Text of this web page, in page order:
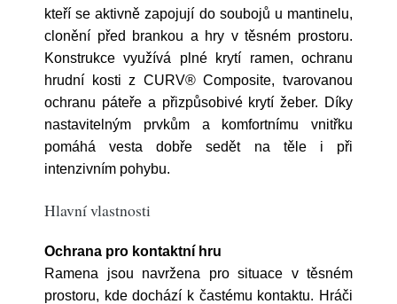
kteří se aktivně zapojují do soubojů u mantinelu,
clonění před brankou a hry v těsném prostoru.
Konstrukce využívá plné krytí ramen, ochranu
hrudní kosti z CURV® Composite, tvarovanou
ochranu páteře a přizpůsobivé krytí žeber. Díky
nastavitelným prvkům a komfortnímu vnitřku
pomáhá vesta dobře sedět na těle i při
intenzivním pohybu.
Hlavní vlastnosti
Ochrana pro kontaktní hru
Ramena jsou navržena pro situace v těsném
prostoru, kde dochází k častému kontaktu. Hráči